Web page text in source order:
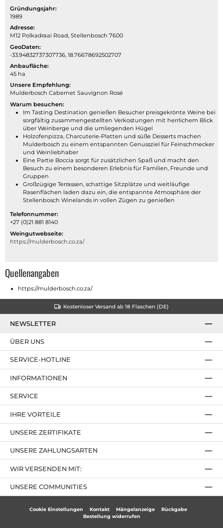
Gründungsjahr:
1989
Adresse:
M12 Polkadraai Road, Stellenbosch 7600
GeoDaten:
-33.94832737307736, 18.76678692502707
Anbaufläche:
45 ha
Unsere Empfehlung:
Mulderbosch Cabernet Sauvignon Rosé
Warum besuchen:
Im Tasting Destination genießen Besucher preisgekrönte Weine bei
sorgfältig zusammengestellten Verkostungen mit herrlichem Blick
über Weinberge und die umliegenden Hügel
Holzofenpizza, Charcuterie-Platten und süße Desserts machen
Mulderbosch zu einem entspannten Genussziel für Feinschmecker
und Weinliebhaber
Eine Partie Boccia sorgt für zusätzlichen Spaß und macht den
Besuch zu einem besonderen Erlebnis für Familien, Freunde und
Gruppen
Großzügige Terrassen, schattige Sitzplätze und weitläufige
Rasenflächen laden dazu ein, die entspannte Atmosphäre der
Stellenbosch Winelands in vollen Zügen zu genießen
Telefonnummer:
+27 (0)21 881 8140
Weingutwebseite:
https://mulderbosch.co.za/
Quellenangaben
https://mulderbosch.co.za/
Kostenloser Versand ab 18 Flaschen (DE)
NEWSLETTER
SERVICE-HOTLINE
IHRE VORTEILE
UNSERE ZAHLUNGSARTEN
ÜBER UNS
UNSERE ZERTIFIKATE
INFORMATIONEN
SERVICE
UNSERE COMMUNITIES
WIR VERSENDEN MIT:
Cookie Einstellungen Kontakt Mängelanzeige
Rückgabe
Bestellung widerrufen